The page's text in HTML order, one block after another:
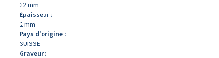
32 mm
Épaisseur :
2 mm
Pays d'origine :
SUISSE
Graveur :